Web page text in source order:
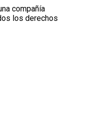
compañía
los derechos